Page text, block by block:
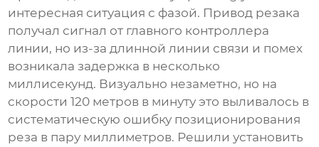
интересная ситуация с фазой. Привод резака
получал сигнал от главного контроллера
линии, но из-за длинной линии связи и помех
возникала задержка в несколько
миллисекунд. Визуально незаметно, но на
скорости 120 метров в минуту это выливалось в
систематическую ошибку позиционирования
реза в пару миллиметров. Решили установить